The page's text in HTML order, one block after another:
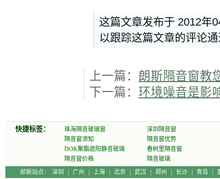
这篇文章发布于 2012年
以跟踪这篇文章的评论
上一篇：
朗斯隔音窗教
下一篇： 环境噪音是影
快捷标签： 珠海隔音玻璃窗
深圳隔音窗
隔音窗须知
隔音窗优势
DOK聚酯遮阳静音玻璃
春树里隔音窗
隔音窗价格
隔音玻璃
郎斯站点：
深圳 广州 上海 北京 武汉 郑州 长沙 青岛